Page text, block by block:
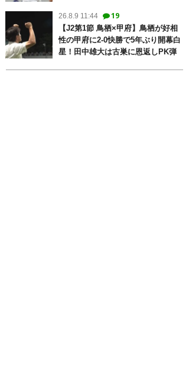
26.8.9 11:44 19
【J2第1節 鳥栖×甲府】鳥栖が好相
性の甲府に2-0快勝で5年ぶり開幕白
星！田中雄大は古巣に恩返しPK弾